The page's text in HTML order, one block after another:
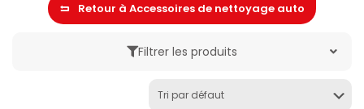
Retour à Accessoires de nettoyage auto
Filtrer les produits